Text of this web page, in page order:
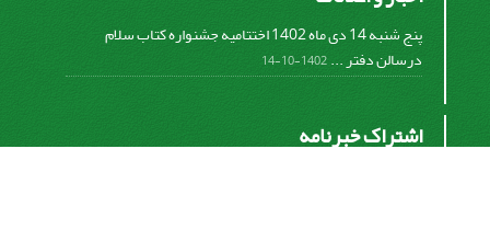
پنج شنبه 14 دی ماه 1402 اختتامیه جشنواره کتاب سلام
درسالن دفتر ...1402-10-14
اشتراک خبرنامه